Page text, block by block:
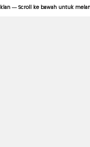
Iklan — Scroll ke bawah untuk